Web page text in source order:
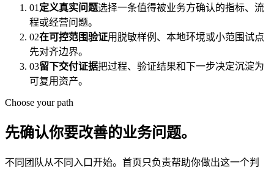
01 定义真实问题选择一条值得被业务方确认的指标、流
程或经营问题。
02在可控范围验证用脱敏样例、本地环境或小范围试点
先对齐边界。
03留下交付证据把过程、验证结果和下一步决定沉淀为
可复用资产。
Choose your path
先确认你要改善的业务问题。
不同团队从不同入口开始。首页只负责帮助你做出这一个判